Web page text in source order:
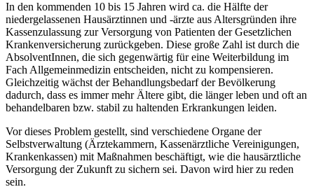
In den kommenden 10 bis 15 Jahren wird ca. die Hälfte der
niedergelassenen Hausärztinnen und -ärzte aus Altersgründen ihre
Kassenzulassung zur Versorgung von Patienten der Gesetzlichen
Krankenversicherung zurückgeben. Diese große Zahl ist durch die
AbsolventInnen, die sich gegenwärtig für eine Weiterbildung im
Fach Allgemeinmedizin entscheiden, nicht zu kompensieren.
Gleichzeitig wächst der Behandlungsbedarf der Bevölkerung
dadurch, dass es immer mehr Ältere gibt, die länger leben und oft an
behandelbaren bzw. stabil zu haltenden Erkrankungen leiden.
Vor dieses Problem gestellt, sind verschiedene Organe der
Selbstverwaltung (Ärztekammern, Kassenärztliche Vereinigungen,
Krankenkassen) mit Maßnahmen beschäftigt, wie die hausärztliche
Versorgung der Zukunft zu sichern sei. Davon wird hier zu reden
sein.